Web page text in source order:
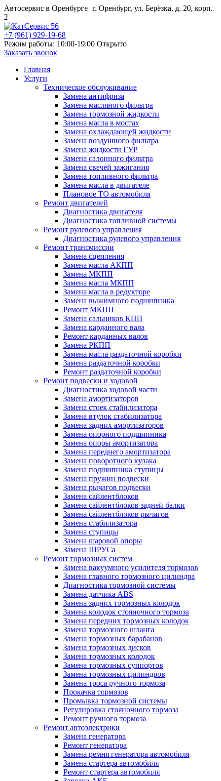
Автосервис в Оренбурге г. Оренбург, ул. Берёзка, д. 20, корп.
2
+7 (961) 929-19-68
Режим работы: 10:00-19:00 Открыто
Заказать звонок
Главная
Услуги
Техническое обслуживание
Замена антифриза
Замена масляного фильтра
Замена тормозной жидкости
Замена масла в мостах
Замена охлаждающей жидкости
Замена воздушного фильтра
Замена жидкости ГУР
Замена салонного фильтра
Замена свечей зажигания
Замена топливного фильтра
Замена масла в двигателе
Плановое ТО автомобиля
Ремонт двигателей
Диагностика двигателя
Диагностика топливной системы
Ремонт рулевого управления
Диагностика рулевого управления
Ремонт трансмиссии
Замена сцепления
Замена масла АКПП
Замена МКПП
Замена масла МКПП
Замена масла в редукторе
Замена выжимного подшипника
Ремонт МКПП
Замена сальников КПП
Замена карданного вала
Ремонт карданных валов
Замена РКПП
Замена масла раздаточной коробки
Замена раздаточной коробки
Ремонт раздаточной коробки
Ремонт подвески и ходовой
Диагностика ходовой части
Замена амортизаторов
Замена стоек стабилизатора
Замена втулок стабилизатора
Замена задних амортизаторов
Замена опорного подшипника
Замена опоры амортизатора
Замена переднего амортизатора
Замена поворотного кулака
Замена подшипника ступицы
Замена пружин подвески
Замена рычагов подвески
Замена сайлентблоков
Замена сайлентблоков задней балки
Замена сайлентблоков рычагов
Замена стабилизатора
Замена ступицы
Замена шаровой опоры
Замена ШРУСа
Ремонт тормозных систем
Замена вакуумного усилителя тормозов
Замена главного тормозного цилиндра
Диагностика тормозной системы
Замена датчика ABS
Замена задних тормозных колодок
Замена колодок стояночного тормоза
Замена передних тормозных колодок
Замена тормозного шланга
Замена тормозных барабанов
Замена тормозных дисков
Замена тормозных колодок
Замена тормозных суппортов
Замена тормозных цилиндров
Замена троса ручного тормоза
Прокачка тормозов
Промывка тормозной системы
Регулировка стояночного тормоза
Ремонт ручного тормоза
Ремонт автоэлектрики
Замена генератора
Ремонт генератора
Замена ремня генератора автомобиля
Замена стартера автомобиля
Ремонт стартера автомобиля